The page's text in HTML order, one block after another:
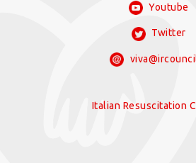
Youtube
Twitter
Italian Resuscitation